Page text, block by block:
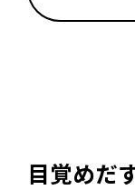
目覚めだ